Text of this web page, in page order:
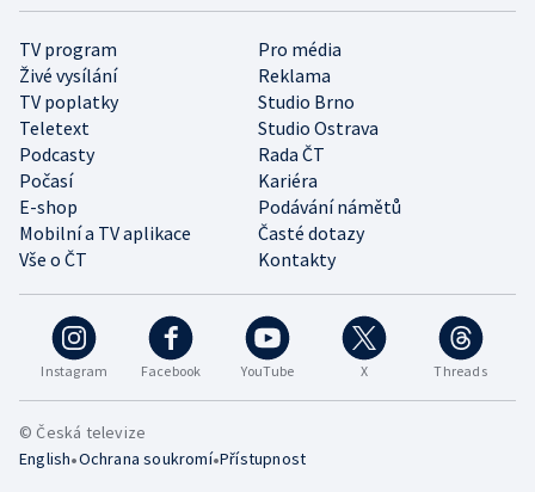
Instagram Facebook YouTube X Threads
TV program
Pro média
Živé vysílání
Reklama
TV poplatky
Studio Brno
Teletext
Studio Ostrava
Podcasty
Rada ČT
Počasí
Kariéra
E-shop
Podávání námětů
Mobilní a TV aplikace
Časté dotazy
Vše o ČT
Kontakty
© Česká televize
English•Ochrana soukromí•Přístupnost